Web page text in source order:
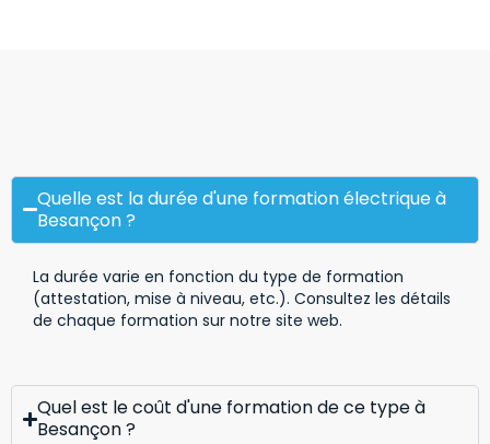
Quelle est la durée d'une formation électrique à
Besançon ?
La durée varie en fonction du type de formation
(attestation, mise à niveau, etc.). Consultez les détails
de chaque formation sur notre site web.
Quel est le coût d'une formation de ce type à
Besançon ?